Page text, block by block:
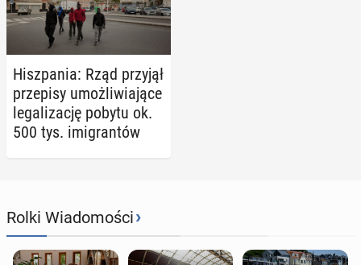
Hisz­pa­nia: Rząd przyjął
prze­pi­sy umoż­li­wia­ją­ce
le­ga­li­za­cję pobytu ok.
500 tys. imi­gran­tów
Rolki Wiadomości›